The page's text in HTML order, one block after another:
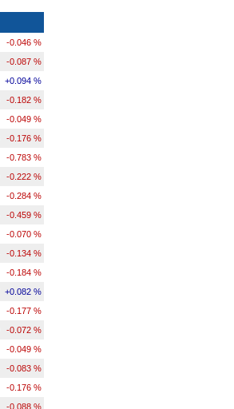
-0.046 %
-0.087 %
+0.094 %
-0.182 %
-0.049 %
-0.176 %
-0.783 %
-0.222 %
-0.284 %
-0.459 %
-0.070 %
-0.134 %
-0.184 %
+0.082 %
-0.177 %
-0.072 %
-0.049 %
-0.083 %
-0.176 %
-0.088 %